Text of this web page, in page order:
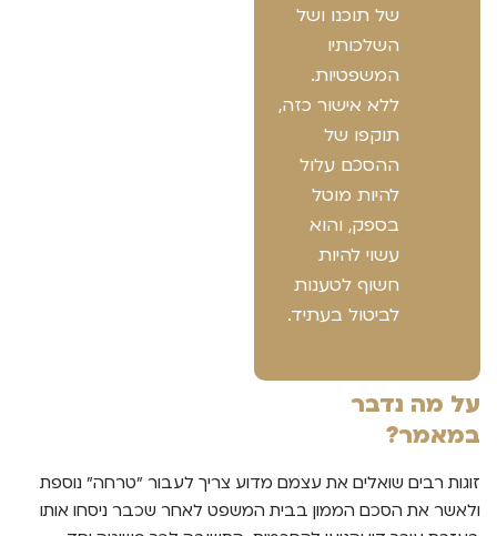
של תוכנו ושל
השלכותיו
המשפטיות.
ללא אישור כזה,
תוקפו של
ההסכם עלול
להיות מוטל
בספק, והוא
עשוי להיות
חשוף לטענות
לביטול בעתיד.
על מה נדבר
במאמר?
זוגות רבים שואלים את עצמם מדוע צריך לעבור "טרחה" נוספת
ולאשר את הסכם הממון בבית המשפט לאחר שכבר ניסחו אותו